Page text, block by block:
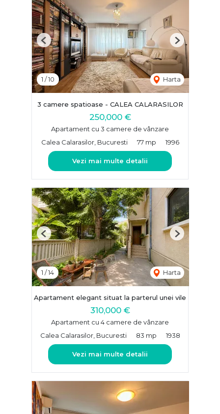
1 /10 Harta
Previous Next
3 camere spatioase - CALEA CALARASILOR
250,000 €
Apartament cu 3 camere de vânzare
Calea Calarasilor, Bucuresti
77 mp 1996
Vezi mai multe detalii
1 /14 Harta
Previous Next
Apartament elegant situat la parterul unei vile
310,000 €
Apartament cu 4 camere de vânzare
Calea Calarasilor, Bucuresti
83 mp 1938
Vezi mai multe detalii